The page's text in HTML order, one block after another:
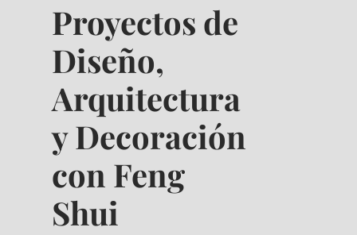
Proyectos de
Diseño,
Arquitectura
y Decoración
con Feng
Shui